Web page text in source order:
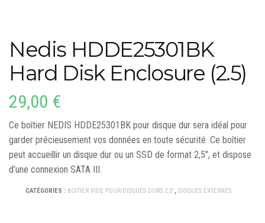
Nedis HDDE25301BK
Hard Disk Enclosure (2.5)
29,00 €
Ce boîtier NEDIS HDDE25301BK pour disque dur sera idéal pour
garder précieusement vos données en toute sécurité. Ce boîtier
peut accueillir un disque dur ou un SSD de format 2,5″, et dispose
d’une connexion SATA III.
CATÉGORIES : BOITIER VIDE POUR DISQUES DURS 2,5", DISQUES EXTERNES